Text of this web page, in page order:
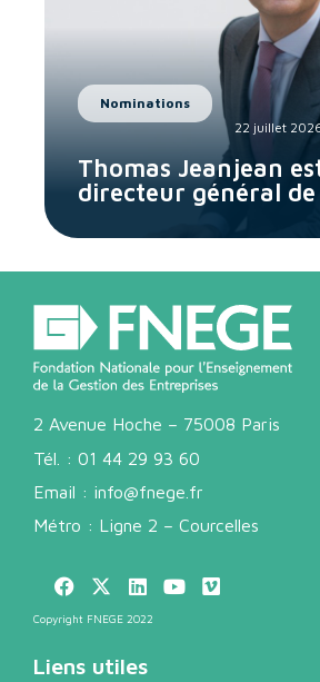
Nominations
22 juillet
Thomas Jeanjean
directeur général de
2 Avenue Hoche – 75008 Paris
Tél. : 01 44 29 93 60
Email : info@fnege.fr
Métro : Ligne 2 – Courcelles
Copyright FNEGE 2022
Liens utiles